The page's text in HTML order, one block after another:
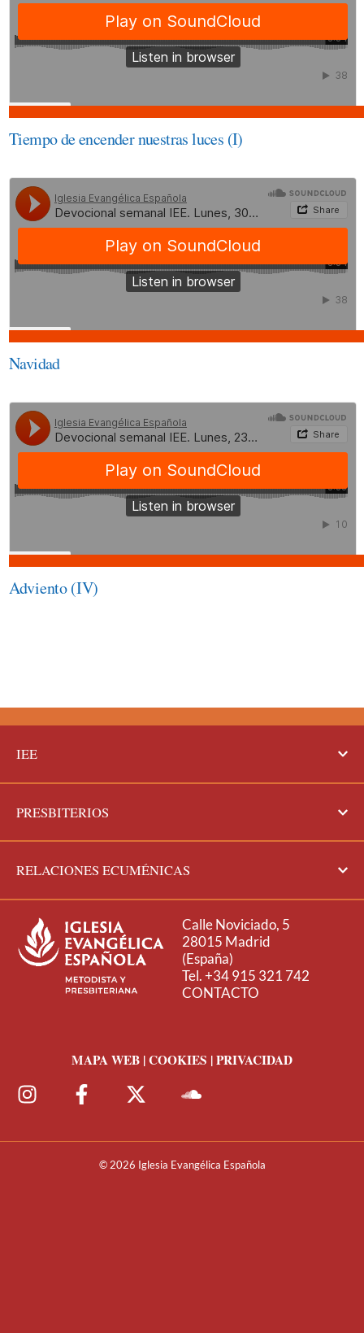
Tiempo de encender nuestras luces (I)
Navidad
Adviento (IV)
IEE
PRESBITERIOS
RELACIONES ECUMÉNICAS
Calle Noviciado, 5
28015 Madrid
(España)
Tel. +34 915 321 742
CONTACTO
MAPA WEB | COOKIES | PRIVACIDAD
© 2026 Iglesia Evangélica Española